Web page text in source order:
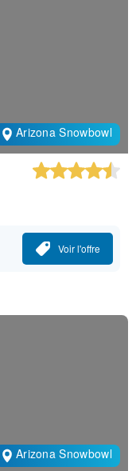
Arizona Snowbowl
Voir l'offre
Arizona Snowbowl